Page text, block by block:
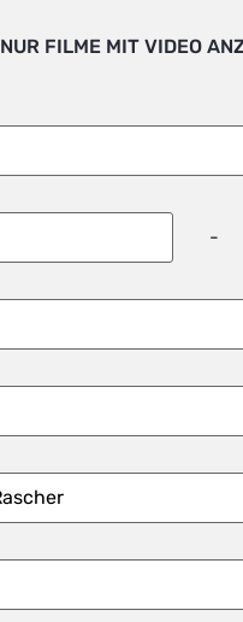
NUR FILME MIT VIDEO
-